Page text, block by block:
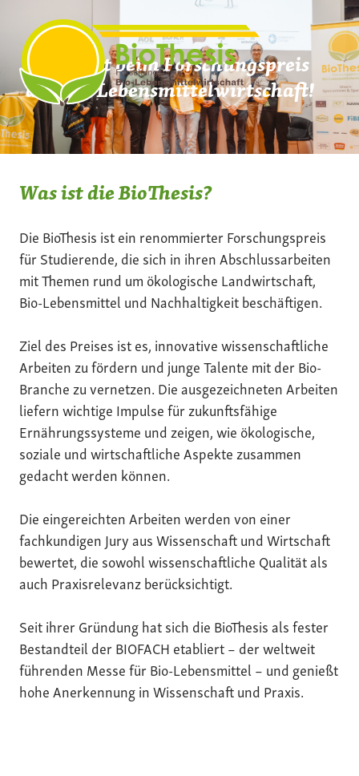
Inhalt
springenMach mit beim Forschungspreis
der Bio-Lebensmittelwirtschaft!
Was ist die BioThesis?
Die BioThesis ist ein renommierter Forschungspreis
für Studierende, die sich in ihren Abschlussarbeiten
mit Themen rund um ökologische Landwirtschaft,
Bio-Lebensmittel und Nachhaltigkeit beschäftigen.
Ziel des Preises ist es, innovative wissenschaftliche
Arbeiten zu fördern und junge Talente mit der Bio-
Branche zu vernetzen. Die ausgezeichneten Arbeiten
liefern wichtige Impulse für zukunftsfähige
Ernährungssysteme und zeigen, wie ökologische,
soziale und wirtschaftliche Aspekte zusammen
gedacht werden können.
Die eingereichten Arbeiten werden von einer
fachkundigen Jury aus Wissenschaft und Wirtschaft
bewertet, die sowohl wissenschaftliche Qualität als
auch Praxisrelevanz berücksichtigt.
Seit ihrer Gründung hat sich die BioThesis als fester
Bestandteil der BIOFACH etabliert – der weltweit
führenden Messe für Bio-Lebensmittel – und genießt
hohe Anerkennung in Wissenschaft und Praxis.